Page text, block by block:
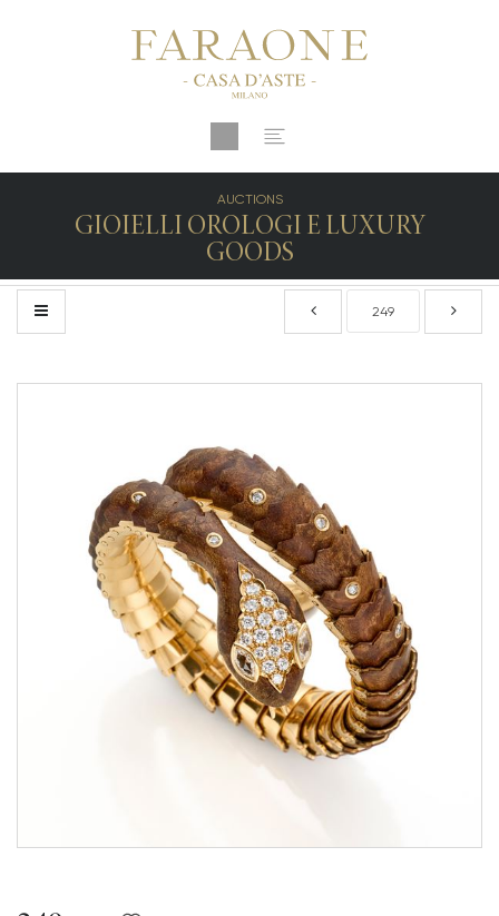
AUCTIONS
GIOIELLI OROLOGI E LUXURY
GOODS